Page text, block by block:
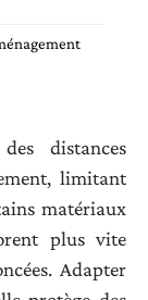
distances
limitant
matériaux
plus vite
Adapter